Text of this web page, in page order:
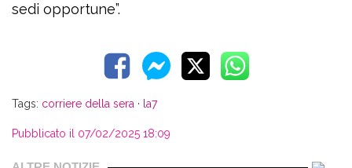
sedi opportune”.
Tags: corriere della sera · la7
Pubblicato il 07/02/2025 18:09